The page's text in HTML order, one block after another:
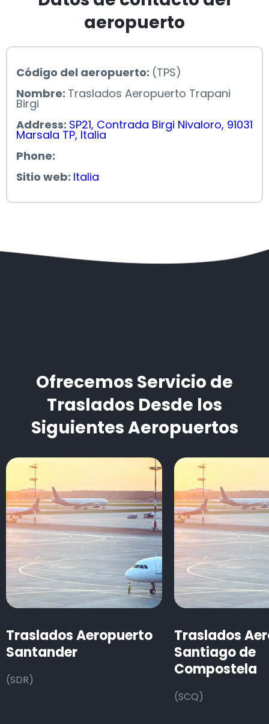
aeropuerto
Código del aeropuerto: (TPS)
Nombre: Traslados Aeropuerto Trapani
Birgi
Address: SP21, Contrada Birgi Nivaloro, 91031
Marsala TP, Italia
Phone:
Sitio web: Italia
Ofrecemos Servicio de
Traslados Desde los
Siguientes Aeropuertos
Traslados Aeropuerto
Santander
(SDR)
Traslados
Santiago de
Compostela
(SCQ)